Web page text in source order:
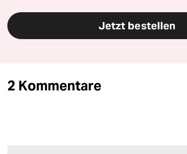
Jetzt bestellen
2 Kommentare